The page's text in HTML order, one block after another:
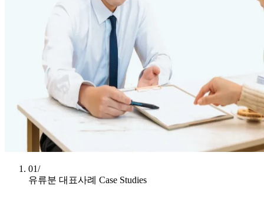
01/
유류분 대표사례 Case Studies